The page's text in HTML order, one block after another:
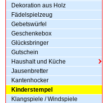
Dekoration aus Holz
Fädelspielzeug
Gebetswürfel
Geschenkebox
Glücksbringer
Gutschein
Haushalt und Küche
Jausenbretter
Kantenhocker
Kinderstempel
Klangspiele / Windspiele